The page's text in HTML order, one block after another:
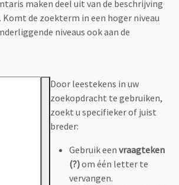
maken deel uit van de beschrijving
Komt de zoekterm in een hoger niveau
niveaus ook aan de
Door leestekens in uw
zoekopdracht te gebruiken,
zoekt u specifieker of juist
breder:
Gebruik een vraagteken
(?)om één letter te
vervangen.